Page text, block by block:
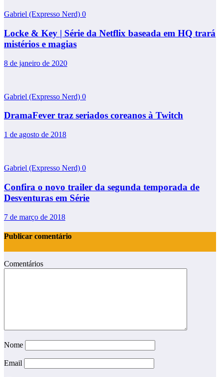
Gabriel (Expresso Nerd) 0
Locke & Key | Série da Netflix baseada em HQ trará
mistérios e magias
8 de janeiro de 2020
Gabriel (Expresso Nerd) 0
DramaFever traz seriados coreanos à Twitch
1 de agosto de 2018
Gabriel (Expresso Nerd) 0
Confira o novo trailer da segunda temporada de
Desventuras em Série
7 de março de 2018
Publicar comentário
Comentários
Nome
Email